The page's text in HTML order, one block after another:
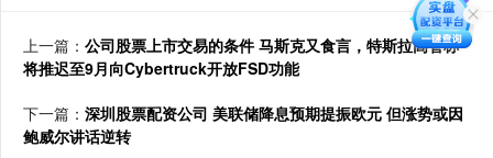
上一篇： 公司股票上市交易的条件 马斯克又食言，特斯拉高管称
将推迟至9月向Cybertruck开放FSD功能
下一篇： 深圳股票配资公司 美联储降息预期提振欧元 但涨势或因
鲍威尔讲话逆转